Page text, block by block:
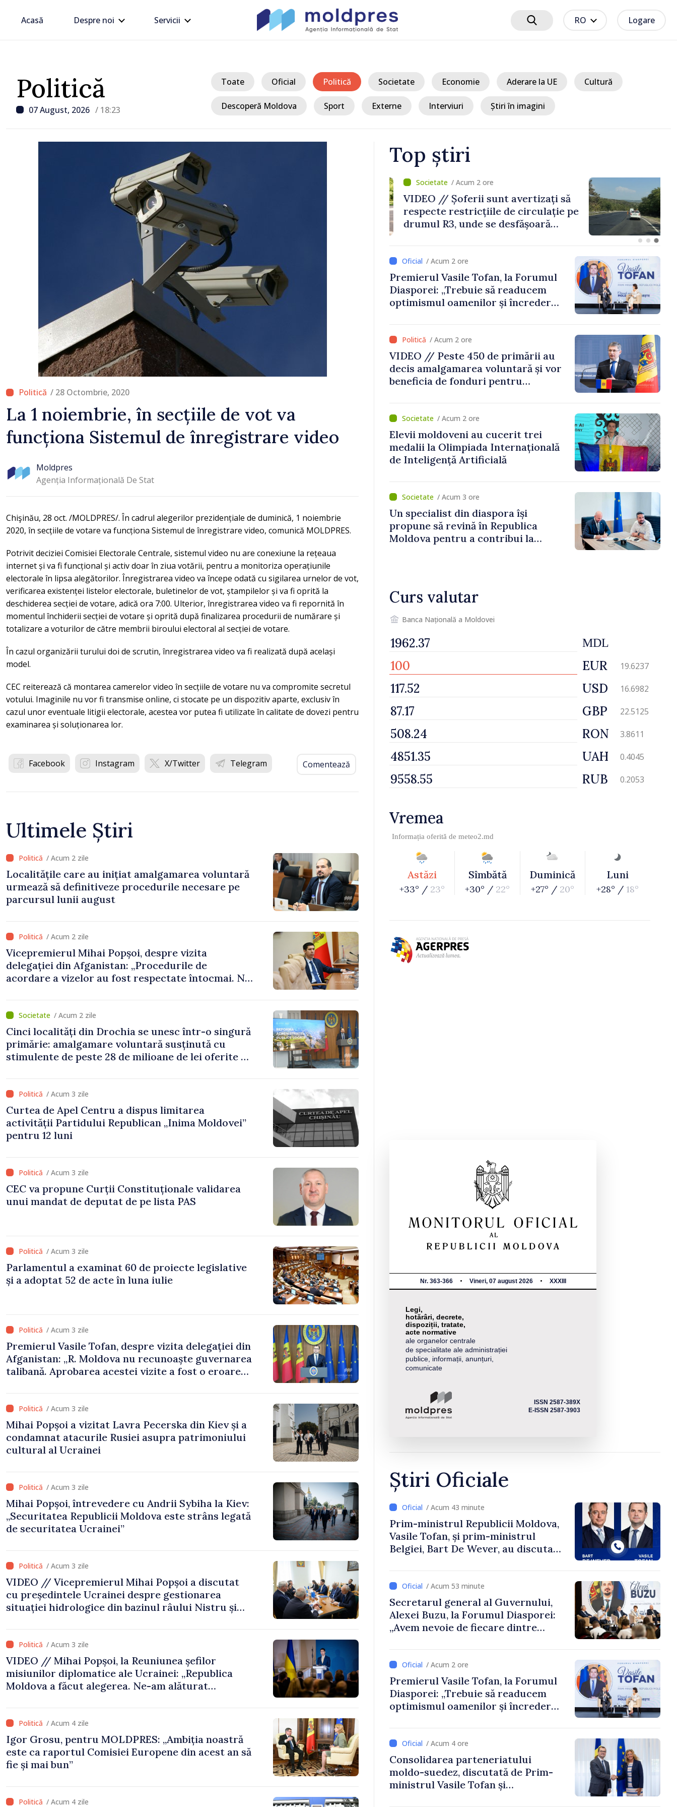
Acasă Despre noi Servicii RO Logare
Politică
07 August, 2026 / 18:23
Toate Oficial Politică Societate Economie Aderare la UE Cultură
Descoperă Moldova Sport Externe Interviuri Știri în imagini
/ 28 Octombrie, 2020
La 1 noiembrie, în secțiile de vot va
funcționa Sistemul de înregistrare video
Moldpres
Agenția Informațională De Stat
Chişinău, 28 oct. /MOLDPRES/. În cadrul alegerilor prezidențiale de duminică, 1 noiembrie
2020, în secțiile de votare va funcționa Sistemul de înregistrare video, comunică MOLDPRES.
Potrivit deciziei Comisiei Electorale Centrale, sistemul video nu are conexiune la rețeaua
internet și va fi funcțional și activ doar în ziua votării, pentru a monitoriza operațiunile
electorale în lipsa alegătorilor. Înregistrarea video va începe odată cu sigilarea urnelor de vot,
verificarea existenței listelor electorale, buletinelor de vot, ștampilelor și va fi oprită la
deschiderea secției de votare, adică ora 7:00. Ulterior, înregistrarea video va fi repornită în
momentul închiderii secției de votare și oprită după finalizarea procedurii de numărare și
totalizare a voturilor de către membrii biroului electoral al secției de votare.
În cazul organizării turului doi de scrutin, înregistrarea video va fi realizată după același
model.
CEC reiterează că montarea camerelor video în secțiile de votare nu va compromite secretul
votului. Imaginile nu vor fi transmise online, ci stocate pe un dispozitiv aparte, exclusiv în
cazul unor eventuale litigii electorale, acestea vor putea fi utilizate în calitate de dovezi pentru
examinarea și soluționarea lor.
Facebook Instagram X/Twitter Telegram Comentează
Ultimele Știri
/ Acum 2 zile
Localitățile care au inițiat amalgamarea voluntară
urmează să definitiveze procedurile necesare pe
parcursul lunii august
/ Acum 2 zile
Vicepremierul Mihai Popșoi, despre vizita
delegației din Afganistan: „Procedurile de
acordare a vizelor au fost respectate întocmai. Nu
/ Acum 2 zile
Cinci localități din Drochia se unesc într-o singură
primărie: amalgamare voluntară susținută cu
stimulente de peste 28 de milioane de lei oferite de
/ Acum 3 zile
Curtea de Apel Centru a dispus limitarea
activității Partidului Republican „Inima Moldovei”
pentru 12 luni
/ Acum 3 zile
CEC va propune Curții Constituționale validarea
unui mandat de deputat de pe lista PAS
/ Acum 3 zile
Parlamentul a examinat 60 de proiecte legislative
și a adoptat 52 de acte în luna iulie
/ Acum 3 zile
Premierul Vasile Tofan, despre vizita delegației din
Afganistan: „R. Moldova nu recunoaște guvernarea
talibană. Aprobarea acestei vizite a fost o eroare
/ Acum 3 zile
Mihai Popșoi a vizitat Lavra Pecerska din Kiev și a
condamnat atacurile Rusiei asupra patrimoniului
cultural al Ucrainei
/ Acum 3 zile
Mihai Popșoi, întrevedere cu Andrii Sybiha la Kiev:
„Securitatea Republicii Moldova este strâns legată
de securitatea Ucrainei”
/ Acum 3 zile
VIDEO // Vicepremierul Mihai Popșoi a discutat
cu președintele Ucrainei despre gestionarea
situației hidrologice din bazinul râului Nistru și
/ Acum 3 zile
VIDEO // Mihai Popșoi, la Reuniunea șefilor
misiunilor diplomatice ale Ucrainei: „Republica
Moldova a făcut alegerea. Ne-am alăturat
/ Acum 4 zile
Igor Grosu, pentru MOLDPRES: „Ambiția noastră
este ca raportul Comisiei Europene din acest an să
fie și mai bun”
/ Acum 4 zile
Top știri
/ Acum 1 oră
CNAS a finanțat plata
indemnizațiilor pentru familiile cu
copii și a celor pentru incapacitate
temporară de muncă
/ Acum 2 ore
VIDEO // Șoferii sunt avertizați să
respecte restricțiile de circulație pe
drumul R3, unde se desfășoară
lucrări de reparație
/ Acum 2 ore
Premierul Vasile Tofan, la Forumul
Diasporei: „Trebuie să readucem
optimismul oamenilor și încrederea
/ Acum 2 ore
VIDEO // Peste 450 de primării au
decis amalgamarea voluntară și vor
beneficia de fonduri pentru
dăm o șansă localităților să se
dezvolte”
/ Acum 2 ore
Elevii moldoveni au cucerit trei
medalii la Olimpiada Internațională
de Inteligență Artificială
/ Acum 3 ore
Un specialist din diaspora își
propune să revină în Republica
Moldova pentru a contribui la
Curs valutar
Banca Națională a Moldovei
MDL
EUR 19.6237
USD 16.6982
GBP 22.5125
RON 3.8611
UAH 0.4045
RUB 0.2053
Vremea
Informația oferită de meteo2.md
Astăzi
+33° / 23°
Sîmbătă
+30° / 22°
Duminică
+27° / 20°
Luni
+28° / 18°
Nr. 363-366 Vineri, 07 august 2026 XXXIII
Legi,
hotărâri, decrete,
dispoziții, tratate,
acte normative
ale organelor centrale
de specialitate ale administrației
publice, informații, anunțuri,
comunicate
ISSN 2587-389X
E-ISSN 2587-3903
Știri Oficiale
/ Acum 43 minute
Prim-ministrul Republicii Moldova,
Vasile Tofan, și prim-ministrul
Belgiei, Bart De Wever, au discutat
/ Acum 53 minute
Secretarul general al Guvernului,
Alexei Buzu, la Forumul Diasporei:
„Avem nevoie de fiecare dintre
/ Acum 2 ore
Premierul Vasile Tofan, la Forumul
Diasporei: „Trebuie să readucem
optimismul oamenilor și încrederea
/ Acum 4 ore
Consolidarea parteneriatului
moldo-suedez, discutată de Prim-
ministrul Vasile Tofan și